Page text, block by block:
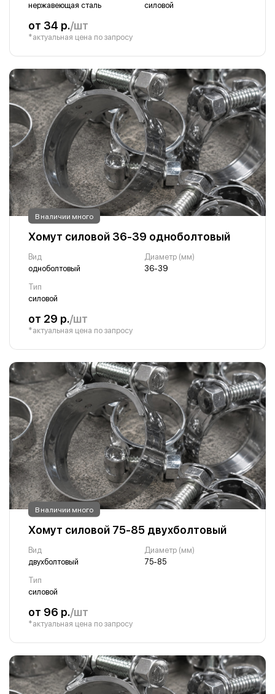
нержавеющая сталь
силовой
от 34 р./шт
*актуальная цена по запросу
В наличии много
Хомут силовой 36-39 одноболтовый
Вид
одноболтовый
Диаметр (мм)
36-39
Тип
силовой
от 29 р./шт
*актуальная цена по запросу
В наличии много
Хомут силовой 75-85 двухболтовый
Вид
двухболтовый
Диаметр (мм)
75-85
Тип
силовой
от 96 р./шт
*актуальная цена по запросу